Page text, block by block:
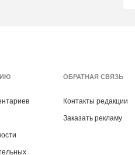
ОБРАТНАЯ СВЯЗЬ
Контакты редакции
Заказать рекламу